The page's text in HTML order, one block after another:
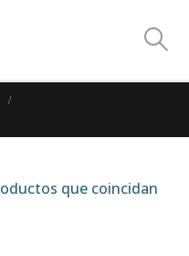
que coincidan